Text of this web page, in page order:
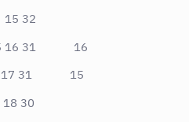
32
16 31 16
17 31 15
30